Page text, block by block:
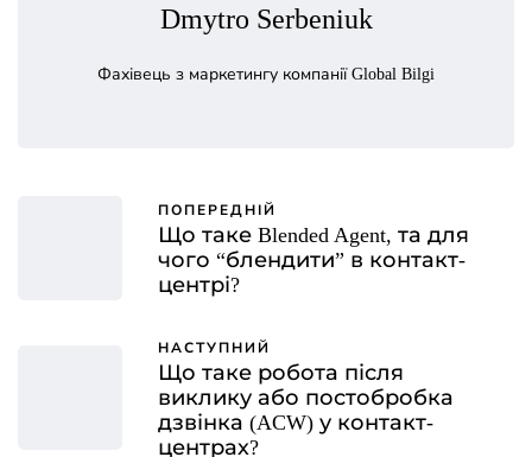
Dmytro Serbeniuk
Фахівець з маркетингу компанії Global Bilgi
ПОПЕРЕДНІЙ
Що таке Blended Agent, та для
чого “блендити” в контакт-
центрі?
НАСТУПНИЙ
Що таке робота після
виклику або постобробка
дзвінка (ACW) у контакт-
центрах?